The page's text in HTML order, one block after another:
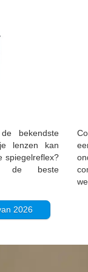
bekendste
lenzen kan
spiegelreflex?
de beste
2026